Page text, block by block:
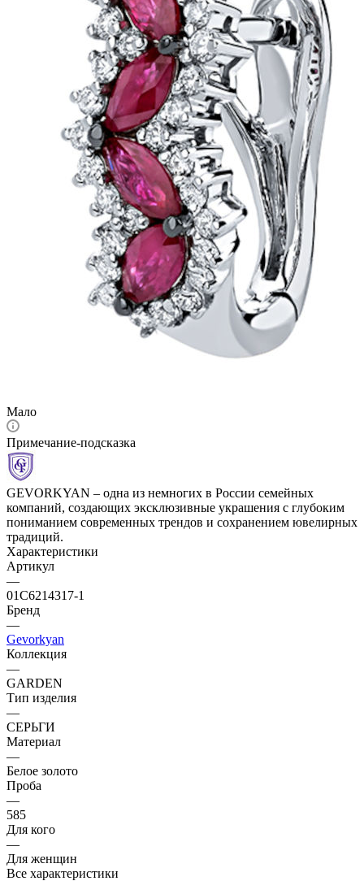
Мало
Примечание-подсказка
GEVORKYAN – одна из немногих в России семейных
компаний, создающих эксклюзивные украшения с глубоким
пониманием современных трендов и сохранением ювелирных
традиций.
Характеристики
Артикул
—
01С6214317-1
Бренд
—
Gevorkyan
Коллекция
—
GARDEN
Тип изделия
—
СЕРЬГИ
Материал
—
Белое золото
Проба
—
585
Для кого
—
Для женщин
Все характеристики